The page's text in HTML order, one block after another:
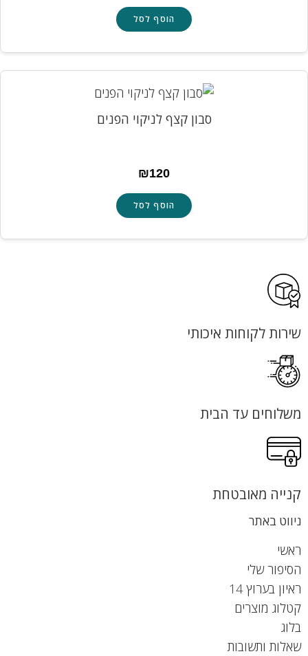
הוסף לסל
סבון קצף לניקוי הפנים
₪120
הוסף לסל
שירות לקוחות איכותי
משלוחים עד הבית
קנייה מאובטחת
ניווט באתר
ראשי
הסיפור שלי
ראיון בערוץ 14
קטלוג מוצרים
בלוג
שאלות ותשובות